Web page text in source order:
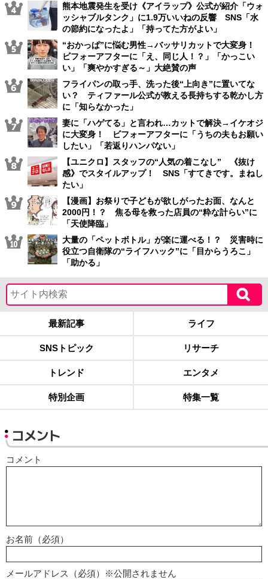
熊本地震発生を受け《アイラップ》公式が紹介「ウォ
ッシャブルタンク」に1.9万いいねの反響 SNS「水
の節約になったよ」「持ってた方がよい」
“おかっぱ”に悩む男性→バッサリカットで大変身！
ビフォーアフターに「え、同じ人！？」「かっこい
い」「爽やかすぎる～」大絶賛の声
フライパンの取っ手、洗った後“上向き”に置いてな
い？ ティファール公式が教える長持ちする乾かし方
に「知らなかった」
妻に「ハゲてる」と言われ…カットで解決→イケオジ
に大変身！ ビフォーアフターに「うちの夫もお願い
したい」「若返りハンパない」
【ユニクロ】スタッフの“人気の着こなし” 《抜け
感》でスタイルアップ！ SNS「すてきです。まねし
たい」
【漫画】お祭りで子どもが欲しがったお面、なんと
2000円！？ 焦る母を救った店員の“粋な計らい”に
「天使降臨」
大量の「ペットボトル」が楽に運べる！？ 災害時に
役立つ自衛隊の“ライフハック”に「目からうろこ」
「助かる」
最新記事 ライフ
SNSトピック リサーチ
トレンド エンタメ
特別企画 特集一覧
コメント
コメント
お名前（必須）
メールアドレス（必須）※公開されません